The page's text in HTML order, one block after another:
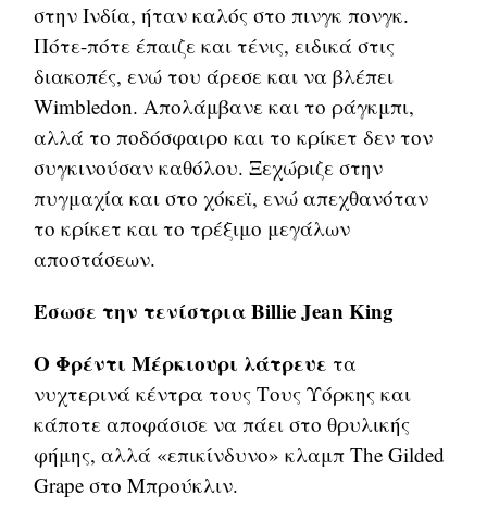
στην Ινδία, ήταν καλός στο πινγκ πονγκ.
Πότε-πότε έπαιζε και τένις, ειδικά στις
διακοπές, ενώ του άρεσε και να βλέπει
Wimbledon. Απολάμβανε και το ράγκμπι,
αλλά το ποδόσφαιρο και το κρίκετ δεν τον
συγκινούσαν καθόλου. Ξεχώριζε στην
πυγμαχία και στο χόκεϊ, ενώ απεχθανόταν
το κρίκετ και το τρέξιμο μεγάλων
αποστάσεων.
Έσωσε την τενίστρια Billie Jean King
Ο Φρέντι Μέρκιουρι λάτρευε τα
νυχτερινά κέντρα τους Τους Υόρκης και
κάποτε αποφάσισε να πάει στο θρυλικής
φήμης, αλλά «επικίνδυνο» κλαμπ The Gilded
Grape στο Μπρούκλιν.